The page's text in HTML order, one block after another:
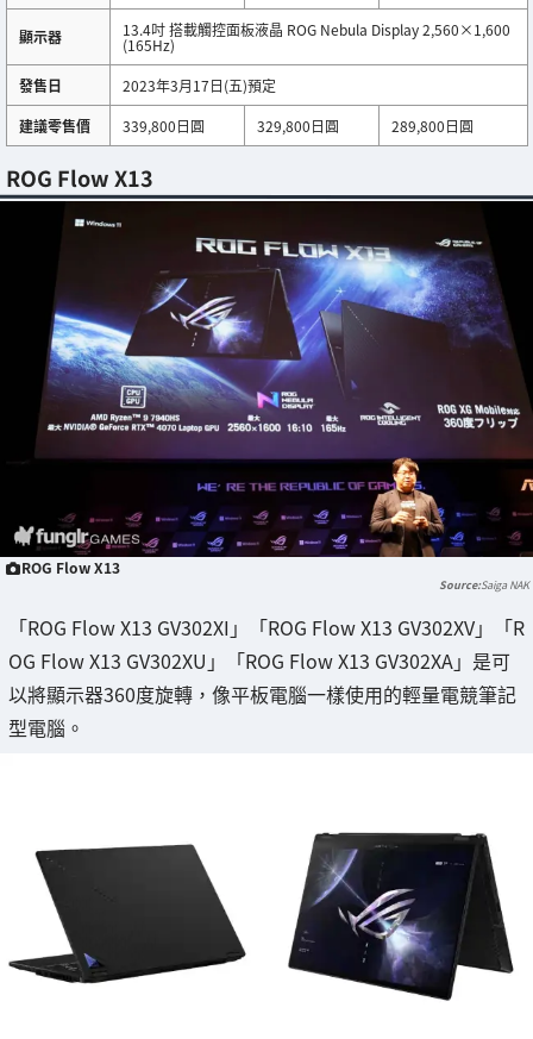
顯示器 13.4吋 搭載觸控面板液晶 ROG Nebula Display 2,560×1,600
(165Hz)
發售日
2023年3月17日(五)預定
建議零售價
339,800日圓 329,800日圓 289,800日圓
ROG Flow X13
ROG Flow X13
Saiga NAK
「ROG Flow X13 GV302XI」「ROG Flow X13 GV302XV」「R
OG Flow X13 GV302XU」「ROG Flow X13 GV302XA」是可
以將顯示器360度旋轉，像平板電腦一樣使用的輕量電競筆記
型電腦。